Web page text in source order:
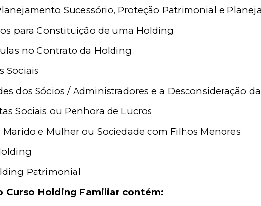
Sucessório, Proteção Patrimonial e
para Constituição de uma Holding
no Contrato da Holding
Sociais
dos Sócios / Administradores e a Desconsideração
Sociais ou Penhora de Lucros
Marido e Mulher ou Sociedade com Filhos Menores
Patrimonial
Curso Holding Familiar contém: